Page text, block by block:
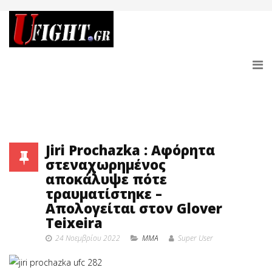
Jiri Prochazka : Αφόρητα
στεναχωρημένος
αποκάλυψε πότε
τραυματίστηκε –
Απολογείται στον Glover
Teixeira
24 Νοεμβρίου 2022 MMA Super User